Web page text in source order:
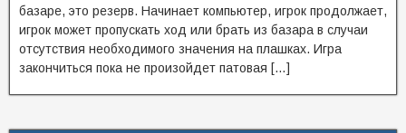
базаре, это резерв. Начинает компьютер, игрок продолжает,
игрок может пропускать ход или брать из базара в случаи
отсутствия необходимого значения на плашках. Игра
закончиться пока не произойдет патовая […]